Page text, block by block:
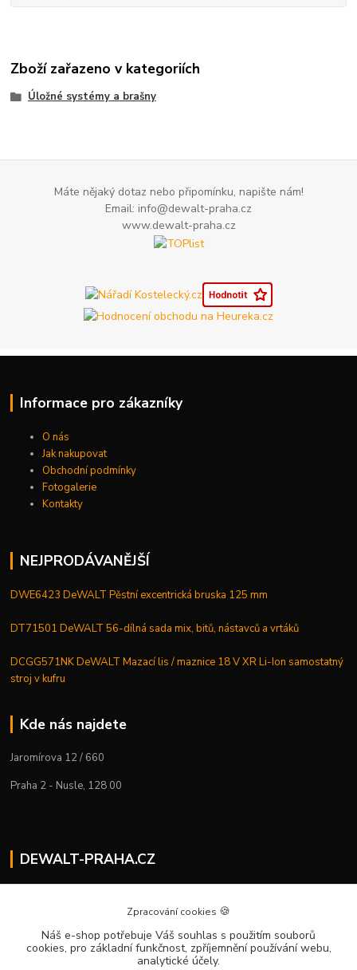
Zboží zařazeno v kategoriích
Úložné systémy a brašny
Máte nějaký dotaz nebo připomínku, napište nám!
Email: info@dewalt-praha.cz
www.dewalt-praha.cz
Informace pro zákazníky
O nás
Jak nakupovat
Obchodní podmínky
Fotogalerie
Kontakty
NEJPRODÁVANĚJŠÍ
DWE6423 DeWALT Pěstní excentrická bruska 125 mm
DT71501 DeWALT 56-dílná sada mix, bitů, nástavců a vrtáků
DCGG571NK DeWALT Mazací lis / maznice 18 V XR Li-Ion samostatný
stroj v kufru
Kde nás najdete
Jaromírova 12 / 660
Praha 2 - Nusle, 128 00
DEWALT-PRAHA.CZ
+420 224 936 535
info@dewalt-praha.cz
Zpracování cookies 🍪
Náš e-shop potřebuje Váš souhlas s použitím souborů
cookies, pro základní funkčnost, zpříjemnění používání webu,
analytické účely.